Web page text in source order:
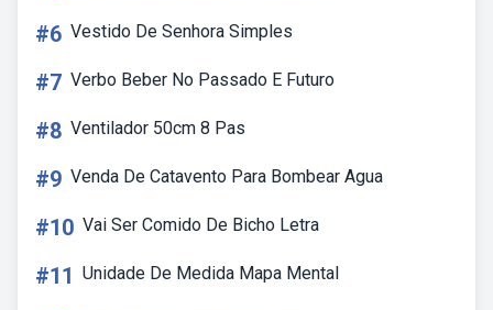
#6 Vestido De Senhora Simples
#7 Verbo Beber No Passado E Futuro
#8 Ventilador 50cm 8 Pas
#9 Venda De Catavento Para Bombear Agua
#10 Vai Ser Comido De Bicho Letra
#11 Unidade De Medida Mapa Mental